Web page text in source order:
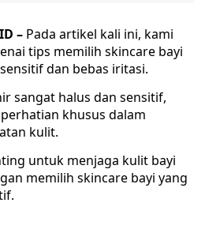
– Pada artikel kali ini, kami
tips memilih skincare bayi
dan bebas iritasi.
sangat halus dan sensitif,
khusus dalam
kulit.
untuk menjaga kulit bayi
memilih skincare bayi yang